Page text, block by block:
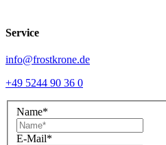
Service
info@frostkrone.de
+49 5244 90 36 0
Name*
E-Mail*